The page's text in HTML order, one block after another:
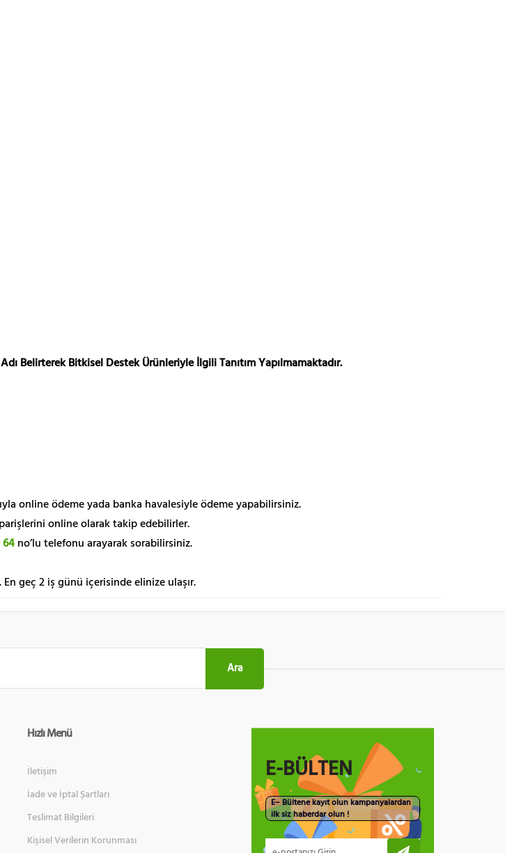
Belirterek Bitkisel Destek Ürünleriyle İlgili Tanıtım Yapılmamaktadır.
online ödeme yada banka havalesiyle ödeme yapabilirsiniz.
online olarak takip edebilirler.
64 no’lu telefonu arayarak sorabilirsiniz.
geç 2 iş günü içerisinde elinize ulaşır.
Ara
Hızlı Menü
İletişim
İade ve İptal Şartları
Teslimat Bilgileri
Kişisel Verilerin Korunması
E-BÜLTEN
E– Bültene kayıt olun kampanyalardan
ilk siz haberdar olun !